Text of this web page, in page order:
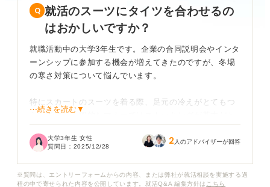
就活のスーツにタイツを合わせるの
はおかしいですか？
就職活動中の大学3年生です。企業の合同説明会やインタ
ーンシップに参加する機会が増えてきたのですが、冬場
の寒さ対策について悩んでいます。
特にスカートのスーツを着る際、足元の冷えがとてもつ
らいです。一般的なマナーではストッキングが基本だと
慢すべきなのでしょうか？
だ」「非常識に見られる」という意見をネットで見かけ
⋯続きを読む▼
大学3年生 女性
質問日： 2025/12/28 2 人のアドバイザーが回答
※質問は、エントリーフォームからの内容、または弊社が就活相談を実施する過
程の中で寄せられた内容を公開しています。就活Q&A 編集方針は こちら